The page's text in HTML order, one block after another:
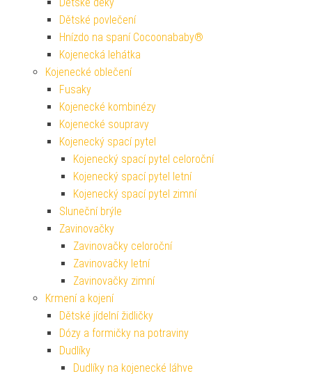
Dětské povlečení
Hnízdo na spaní Cocoonababy®
Kojenecká lehátka
Kojenecké oblečení
Fusaky
Kojenecké kombinézy
Kojenecké soupravy
Kojenecký spací pytel
Kojenecký spací pytel celoroční
Kojenecký spací pytel letní
Kojenecký spací pytel zimní
Sluneční brýle
Zavinovačky
Zavinovačky celoroční
Zavinovačky letní
Zavinovačky zimní
Krmení a kojení
Dětské jídelní židličky
Dózy a formičky na potraviny
Dudlíky
Dudlíky na kojenecké láhve